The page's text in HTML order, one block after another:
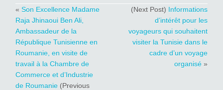
«Son Excellence Madame
Raja Jhinaoui Ben Ali,
Ambassadeur de la
République Tunisienne en
Roumanie, en visite de
travail à la Chambre de
Commerce et d’Industrie
de Roumanie (Previous
(Next Post) Informations
d’intérêt pour les
voyageurs qui souhaitent
visiter la Tunisie dans le
cadre d’un voyage
organisé»